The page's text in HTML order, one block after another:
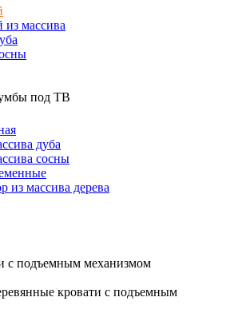
массива
под ТВ
дуба
сосны
из массива дерева
с подъемным механизмом
кровати с подъемным